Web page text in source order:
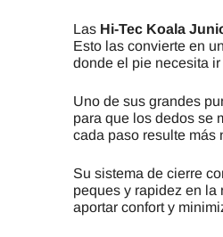
Las Hi-Tec Koala
Esto las convierte en
donde el pie necesita
Uno de sus grandes
para que los dedos se
cada paso resulte más
Su sistema de cierre
peques y rapidez en la
aportar confort y